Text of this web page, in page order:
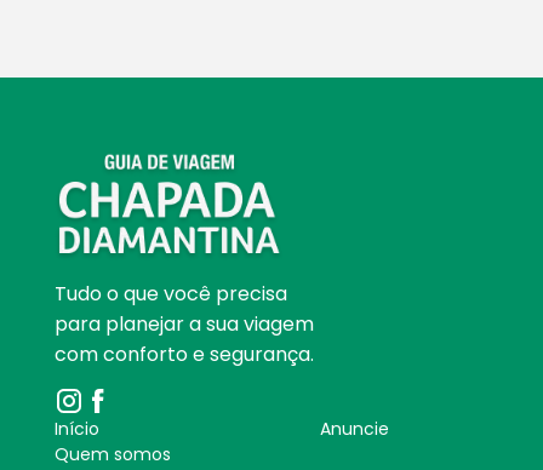
Tudo o que você precisa
para planejar a sua viagem
com conforto e segurança.
Início
Quem somos
Anuncie